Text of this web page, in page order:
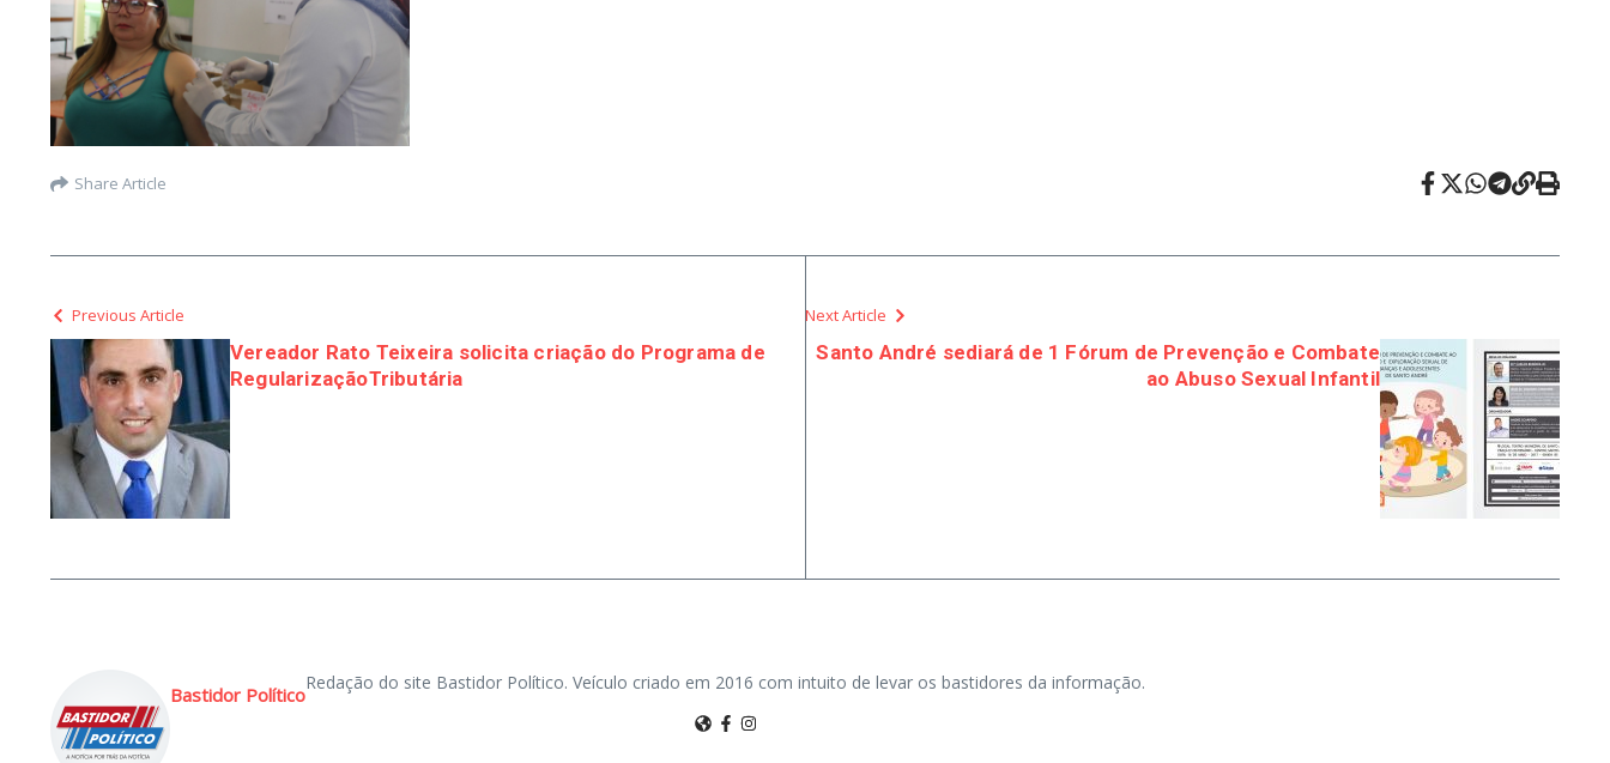
Share Article
Previous Article
Vereador Rato Teixeira solicita criação do Programa de
RegularizaçãoTributária
Next Article
Santo André sediará de 1 Fórum de Prevenção e Combate
ao Abuso Sexual Infantil
Bastidor Político
Redação do site Bastidor Político. Veículo criado em 2016 com intuito de levar os bastidores da informação.